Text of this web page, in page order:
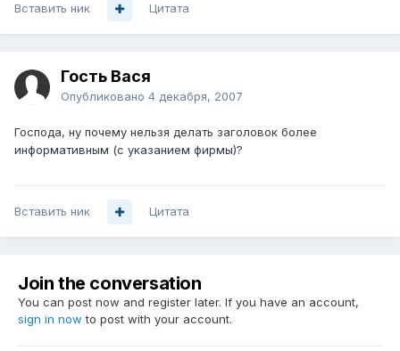
Вставить ник Цитата
Гость Вася
Опубликовано 4 декабря, 2007
Господа, ну почему нельзя делать заголовок более
информативным (с указанием фирмы)?
Вставить ник Цитата
Join the conversation
You can post now and register later. If you have an account,
sign in now to post with your account.